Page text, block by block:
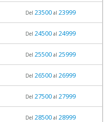
Del 23500al 23999
Del 24500al 24999
Del 25500al 25999
Del 26500al 26999
Del 27500al 27999
Del 28500al 28999